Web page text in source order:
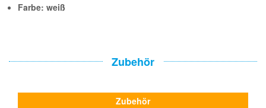
Farbe: weiß
Zubehör
Zubehör